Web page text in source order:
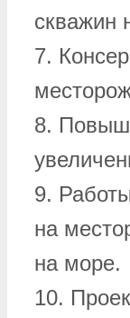
скважин
7.
8.
9.
на
на море.
10.